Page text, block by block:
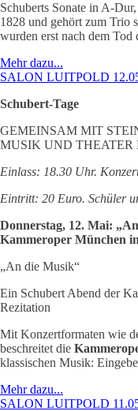
Schuberts Sonate in A-
1828 und gehört zum Trio
wurden erst nach dem
Mehr dazu...
SALON LUITPOLD
Schubert-Tage
GEMEINSAM MIT
MUSIK UND THEATER
Einlass: 18.30 Uhr.
Eintritt: 20 Euro. Schüler
Donnerstag, 12. Mai:
Kammeroper München
„An die Musik“
Ein Schubert Abend der
Rezitation
Mit Konzertformaten wie
beschreitet die
klassischen Musik:
Mehr dazu...
SALON LUITPOLD